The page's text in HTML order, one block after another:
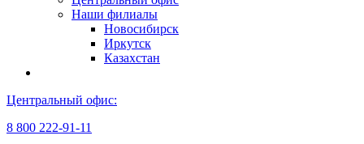
Наши филиалы
Новосибирск
Иркутск
Казахстан
Центральный офис:
8 800 222-91-11